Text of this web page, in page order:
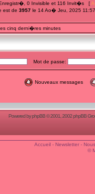
0 Invisible et 116 Invit�s [
est de 3957 le 14 Ao� Jeu, 2025
cinq derni�res minutes
Mot de passe:
Nouveaux messages
Powered byphpBB© 2001, 2002 phpBB
Accueil- Newsletter-
©